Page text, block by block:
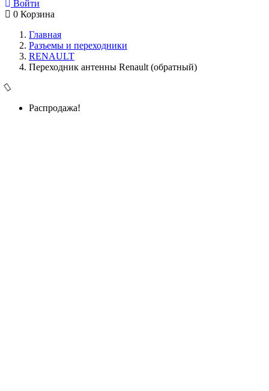
Войти
0 Корзина
Главная
Разъемы и переходники
RENAULT
Переходник антенны Renault (обратный)
Распродажа!